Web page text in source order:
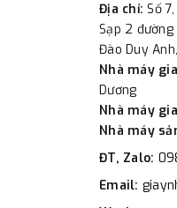
Địa chỉ:Số
Sạp 2 đường
Đào Duy
Nhà máy
Dương
Nhà máy
Nhà máy
ĐT, Zalo:
Email: